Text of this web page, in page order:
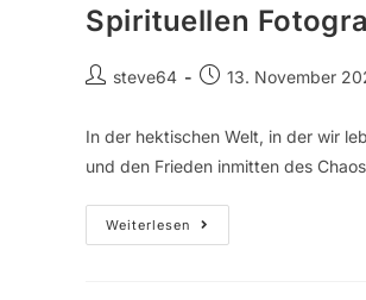
Spirituellen
steve64 13. November
In der hektischen Welt, in der wir
und den Frieden inmitten des
Weiterlesen